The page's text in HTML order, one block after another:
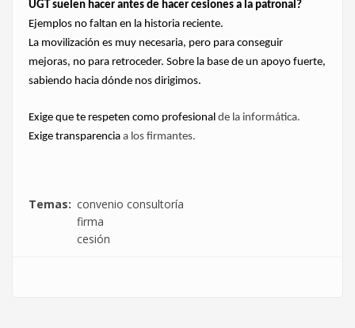
UGT suelen hacer antes de hacer cesiones a la patronal?
Ejemplos no faltan en la historia reciente.
La movilización es muy necesaria, pero para conseguir
mejoras, no para retroceder. Sobre la base de un apoyo fuerte,
sabiendo hacia dónde nos dirigimos.
Exige que te respeten como profesional de la informática.
Exige transparencia a los firmantes.
Temas
convenio consultoría
firma
cesión